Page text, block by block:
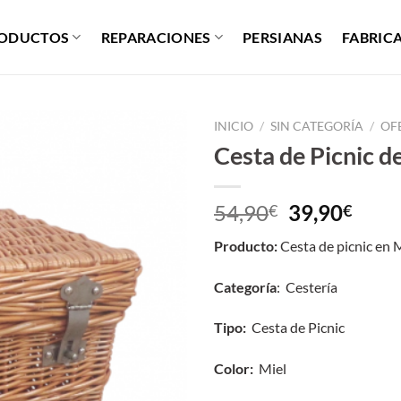
REPARACIONES PERSIANAS
INICIO / SIN CATEGORÍA /
Cesta de Picnic
54,90€ El
precio
original
54,90€.
39,90€El
Producto:Cesta de picnic en
Categoría: Cestería
Tipo: Cesta de Picnic
Color: Miel